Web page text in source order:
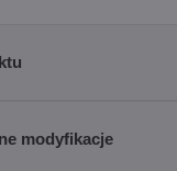
modyfikacje